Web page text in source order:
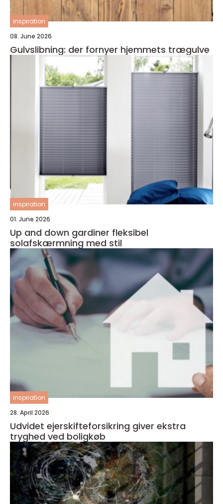
inspiration
08. June 2026
Gulvslibning: der fornyer hjemmets trægulve
inspiration
01. June 2026
Up and down gardiner fleksibel
solafskærmning med stil
inspiration
28. April 2026
Udvidet ejerskifteforsikring giver ekstra
tryghed ved boligkøb